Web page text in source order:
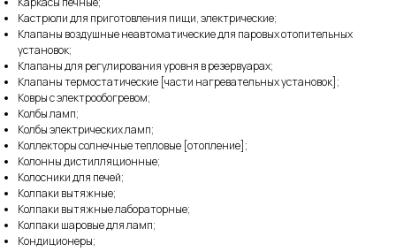
Кастрюли для приготовления пищи, электрические;
Клапаны воздушные неавтоматические для паровых отопительных
установок;
Клапаны для регулирования уровня в резервуарах;
Клапаны термостатические [части нагревательных установок];
Ковры с электрообогревом;
Колбы ламп;
Колбы электрических ламп;
Коллекторы солнечные тепловые [отопление];
Колонны дистилляционные;
Колосники для печей;
Колпаки вытяжные;
Колпаки вытяжные лабораторные;
Колпаки шаровые для ламп;
Кондиционеры;